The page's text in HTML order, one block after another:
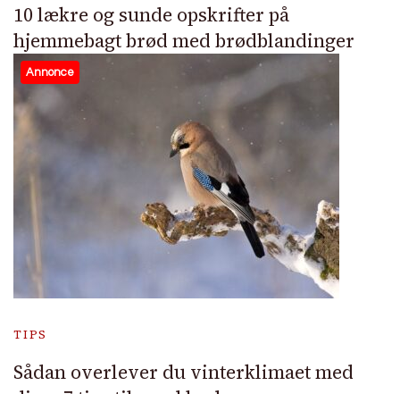
10 lækre og sunde opskrifter på
hjemmebagt brød med brødblandinger
Annonce
TIPS
Sådan overlever du vinterklimaet med